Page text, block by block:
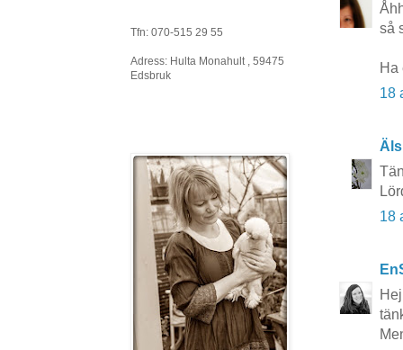
så
Ha
18
18
Tfn: 070-515 29 55
Adress: Hulta Monahult , 59475
Edsbruk